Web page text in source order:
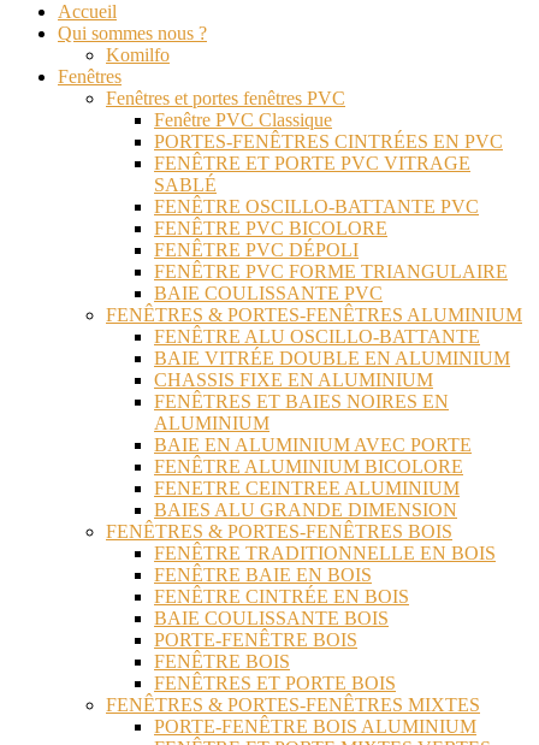
Accueil
Qui sommes nous ?
Komilfo
Fenêtres
Fenêtres et portes fenêtres PVC
Fenêtre PVC Classique
PORTES-FENÊTRES CINTRÉES EN PVC
FENÊTRE ET PORTE PVC VITRAGE
SABLÉ
FENÊTRE OSCILLO-BATTANTE PVC
FENÊTRE PVC BICOLORE
FENÊTRE PVC DÉPOLI
FENÊTRE PVC FORME TRIANGULAIRE
BAIE COULISSANTE PVC
FENÊTRES & PORTES-FENÊTRES ALUMINIUM
FENÊTRE ALU OSCILLO-BATTANTE
BAIE VITRÉE DOUBLE EN ALUMINIUM
CHASSIS FIXE EN ALUMINIUM
FENÊTRES ET BAIES NOIRES EN
ALUMINIUM
BAIE EN ALUMINIUM AVEC PORTE
FENÊTRE ALUMINIUM BICOLORE
FENETRE CEINTREE ALUMINIUM
BAIES ALU GRANDE DIMENSION
FENÊTRES & PORTES-FENÊTRES BOIS
FENÊTRE TRADITIONNELLE EN BOIS
FENÊTRE BAIE EN BOIS
FENÊTRE CINTRÉE EN BOIS
BAIE COULISSANTE BOIS
PORTE-FENÊTRE BOIS
FENÊTRE BOIS
FENÊTRES ET PORTE BOIS
FENÊTRES & PORTES-FENÊTRES MIXTES
PORTE-FENÊTRE BOIS ALUMINIUM